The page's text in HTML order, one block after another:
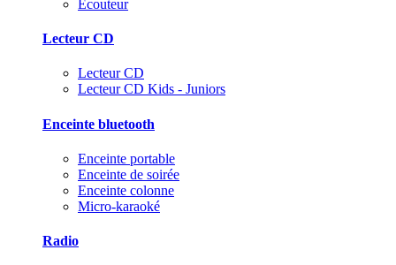
Ecouteur
Lecteur CD
Lecteur CD
Lecteur CD Kids - Juniors
Enceinte bluetooth
Enceinte portable
Enceinte de soirée
Enceinte colonne
Micro-karaoké
Radio